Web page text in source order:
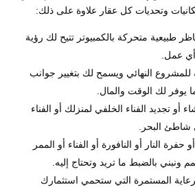
وتحديات كل عقار علاوة على ذلك:
طبيعية متحركة بالكمبيوتر تتيح لك رؤية
أي عمل.
للمشروع النهائي ويسمح لك بتغيير جوانب
يوفر لك الوقت والمال.
أو تجديد الفناء الخلفي لمنزلك أو الفناء
شاطئ البحر.
النار أو النافورة أو الفناء أو الممر
ونبني بالضبط ما تريد وتحتاج إليه.
المستمرة التي ستحمي استثمارك